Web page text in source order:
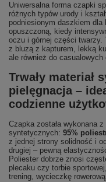
Uniwersalna forma czapki
różnych typów urody i
podniesionym daszkiem dla
opuszczoną, kiedy
oczu i górnej części twarzy.
z bluzą z kapturem, lekką
ale również do
Trwały materiał
pielęgnacja –
codzienne
Czapka została wykonana
syntetycznych: 95%
z jednej strony solidność i
drugiej – pewną
Poliester dobrze znosi
plecaku czy torbie
trening, wycieczkę